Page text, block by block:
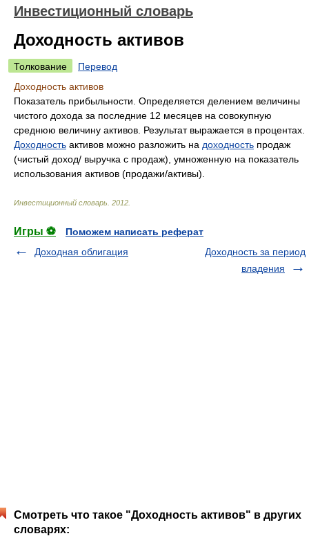
Инвестиционный словарь
Доходность активов
Толкование
Перевод
Доходность активов
Показатель прибыльности. Определяется делением величины
чистого дохода за последние 12 месяцев на совокупную
среднюю величину активов. Результат выражается в процентах.
Доходность активов можно разложить на доходность продаж
(чистый доход/ выручка с продаж), умноженную на показатель
использования активов (продажи/активы).
Инвестиционный словарь 2012
Игры ⚽
Поможем написать реферат
Доходная облигация
Доходность за период
владения
Смотреть что такое "Доходность активов" в других
словарях: